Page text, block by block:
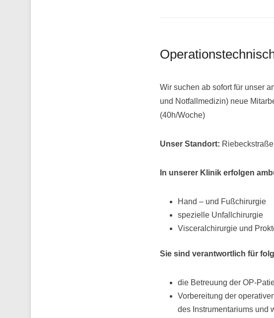
Wir suchen ab sofort für unser
und Notfallmedizin) neue
(40h/Woche)
Unser Standort:
In unserer Klinik erfolgen
Hand – und Fußchirurgie
spezielle Unfallchirurgie
Visceralchirurgie und
Sie sind verantwortlich für
die Betreuung der OP-
Vorbereitung der
des Instrumentariums und